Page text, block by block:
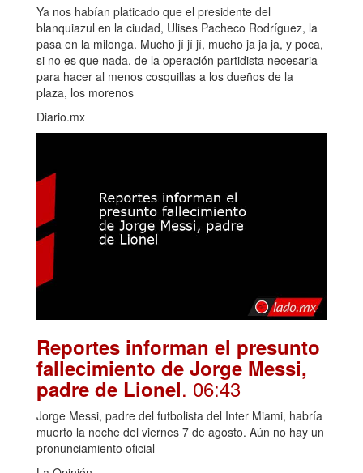
Ya nos habían platicado que el presidente del
blanquiazul en la ciudad, Ulises Pacheco Rodríguez, la
pasa en la milonga. Mucho jí jí jí, mucho ja ja ja, y poca,
si no es que nada, de la operación partidista necesaria
para hacer al menos cosquillas a los dueños de la
plaza, los morenos
Diario.mx
Reportes informan el presunto
fallecimiento de Jorge Messi,
padre de Lionel. 06:43
Jorge Messi, padre del futbolista del Inter Miami, habría
muerto la noche del viernes 7 de agosto. Aún no hay un
pronunciamiento oficial